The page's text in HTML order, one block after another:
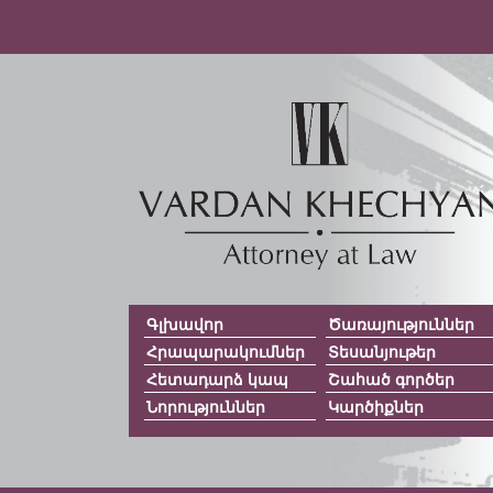
Գլխավոր
Ծառայություններ
Հրապարակումներ
Տեսանյութեր
Հետադարձ կապ
Շահած գործեր
Նորություններ
Կարծիքներ